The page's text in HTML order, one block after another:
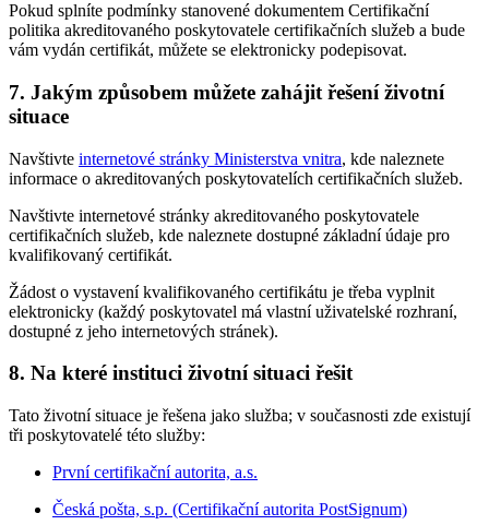
Pokud splníte podmínky stanovené dokumentem Certifikační
politika akreditovaného poskytovatele certifikačních služeb a bude
vám vydán certifikát, můžete se elektronicky podepisovat.
7. Jakým způsobem můžete zahájit řešení životní
situace
Navštivte internetové stránky Ministerstva vnitra, kde naleznete
informace o akreditovaných poskytovatelích certifikačních služeb.
Navštivte internetové stránky akreditovaného poskytovatele
certifikačních služeb, kde naleznete dostupné základní údaje pro
kvalifikovaný certifikát.
Žádost o vystavení kvalifikovaného certifikátu je třeba vyplnit
elektronicky (každý poskytovatel má vlastní uživatelské rozhraní,
dostupné z jeho internetových stránek).
8. Na které instituci životní situaci řešit
Tato životní situace je řešena jako služba; v současnosti zde existují
tři poskytovatelé této služby:
První certifikační autorita, a.s.
Česká pošta, s.p. (Certifikační autorita PostSignum)